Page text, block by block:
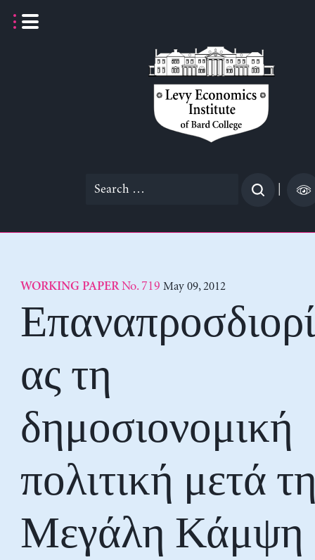
Search
WORKING PAPERNo. 719 May 09, 2012
ας τη
δημοσιονομική
πολιτική μετά
Μεγάλη Κάμψη